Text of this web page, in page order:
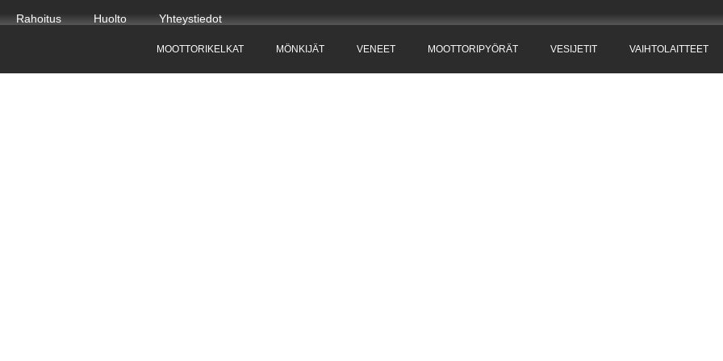
Rahoitus Huolto Yhteystiedot
MOOTTORIKELKAT MÖNKIJÄT VENEET MOOTTORIPYÖRÄT VESIJETIT VAIHTOLAITTEET